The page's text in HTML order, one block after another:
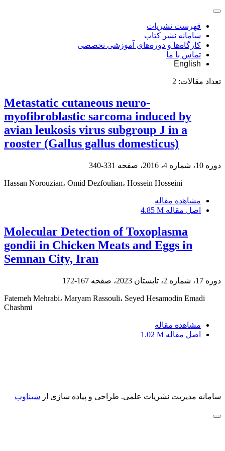
فهرست نشریات
سامانه نشر کتاب
کارگاه‌ها و دوره‌های آموزشی تخصصی
تماس با ما
English
تعداد مقالات: 2
Metastatic cutaneous neuro-
myofibroblastic sarcoma induced by
avian leukosis virus subgroup J in a
rooster (Gallus gallus domesticus)
دوره 10، شماره 4، 2016، صفحه 331-340
Hassan Norouzian، Omid Dezfoulian، Hossein Hosseini
مشاهده مقاله
اصل مقاله 4.85 M
Molecular Detection of Toxoplasma
gondii in Chicken Meats and Eggs in
Semnan City, Iran
دوره 17، شماره 2، تابستان 2023، صفحه 167-172
Fatemeh Mehrabi، Maryam Rassouli، Seyed Hesamodin Emadi
Chashmi
مشاهده مقاله
اصل مقاله 1.02 M
سامانه مدیریت نشریات علمی. طراحی و پیاده سازی از سیناوب